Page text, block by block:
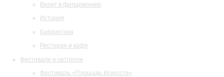
Визит в филармонию
История
Библиотека
Ресторан и кафе
Фестивали и гастроли
Фестиваль «Площадь Искусств»